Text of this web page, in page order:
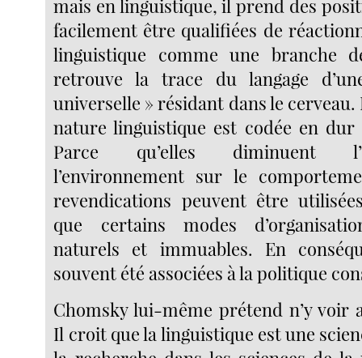
mais en linguistique, il prend des
facilement être qualifiées de
linguistique comme une branche
retrouve la trace du langage
universelle » résidant dans le
nature linguistique est codée en dur
Parce qu’elles diminuent
l’environnement sur le
revendications peuvent être
que certains modes
naturels et immuables. En
souvent été associées à la politique
Chomsky lui-même prétend n’y voir
Il croit que la linguistique est une